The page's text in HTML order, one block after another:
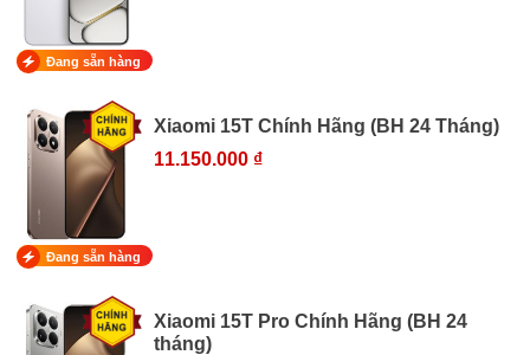
Đang sẵn hàng
Xiaomi 15T Chính Hãng (BH 24 Tháng)
11.150.000 ₫
Đang sẵn hàng
Xiaomi 15T Pro Chính Hãng (BH 24
tháng)